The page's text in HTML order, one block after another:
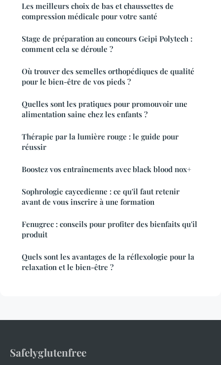
Les meilleurs choix de bas et chaussettes de
compression médicale pour votre santé
Stage de préparation au concours Geipi Polytech :
comment cela se déroule ?
Où trouver des semelles orthopédiques de qualité
pour le bien-être de vos pieds ?
Quelles sont les pratiques pour promouvoir une
alimentation saine chez les enfants ?
Thérapie par la lumière rouge : le guide pour
réussir
Boostez vos entraînements avec black blood nox+
Sophrologie caycedienne : ce qu'il faut retenir
avant de vous inscrire à une formation
Fenugrec : conseils pour profiter des bienfaits qu'il
produit
Quels sont les avantages de la réflexologie pour la
relaxation et le bien-être ?
Safelyglutenfree